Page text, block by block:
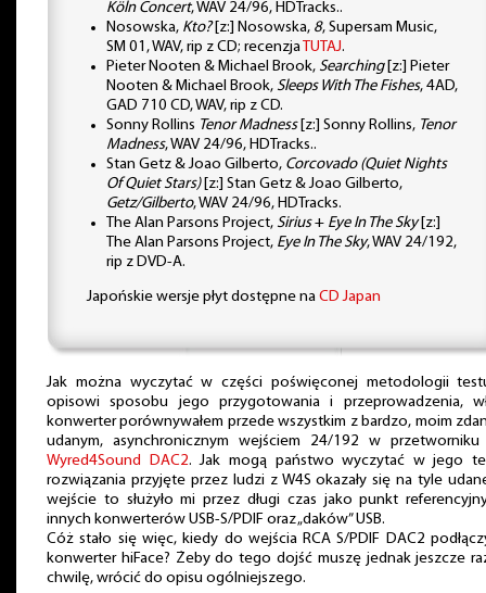
Köln Concert, WAV 24/96, HDTracks..
Nosowska, Kto?[z:] Nosowska, 8, Supersam Music,
SM 01, WAV, rip z CD; recenzjaTUTAJ.
Pieter Nooten & Michael Brook, Searching[z:] Pieter
Nooten & Michael Brook, Sleeps With The Fishes, 4AD,
GAD 710 CD, WAV, rip z CD.
Sonny Rollins Tenor Madness[z:] Sonny Rollins, Tenor
Madness, WAV 24/96, HDTracks..
Stan Getz & Joao Gilberto, Corcovado (Quiet Nights
Of Quiet Stars)[z:] Stan Getz & Joao Gilberto,
Getz/Gilberto, WAV 24/96, HDTracks.
The Alan Parsons Project, Sirius+ Eye In The Sky[z:]
The Alan Parsons Project, Eye In The Sky, WAV 24/192,
rip z DVD-A.
Japońskie wersje płyt dostępne na CD Japan
Jak można wyczytać w części poświęconej metodologii
opisowi sposobu jego przygotowania i przeprowadzenia,
konwerter porównywałem przede wszystkim z bardzo, moim
udanym, asynchronicznym wejściem 24/192 w
Wyred4Sound DAC2. Jak mogą państwo wyczytać w jego
rozwiązania przyjęte przez ludzi z W4S okazały się na tyle
wejście to służyło mi przez długi czas jako punkt
innych konwerterów USB-S/PDIF oraz „daków” USB.
Cóż stało się więc, kiedy do wejścia RCA S/PDIF DAC2
konwerter hiFace? Żeby do tego dojść muszę jednak jeszcze
chwilę, wrócić do opisu ogólniejszego.